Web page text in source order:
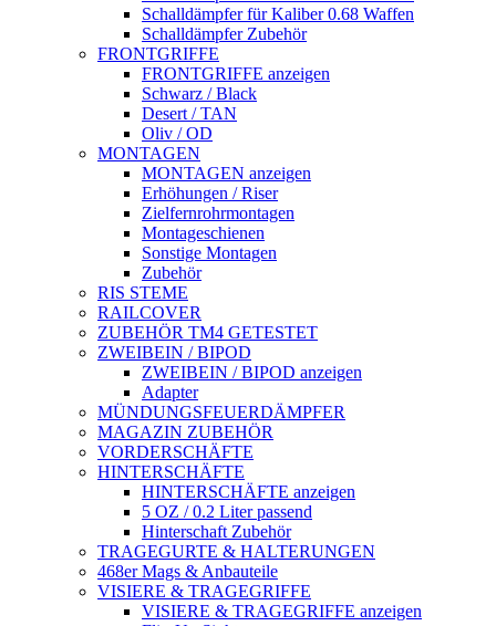
Schalldämpfer für Kaliber 0.68 Waffen
Schalldämpfer Zubehör
FRONTGRIFFE
FRONTGRIFFE anzeigen
Schwarz / Black
Desert / TAN
Oliv / OD
MONTAGEN
MONTAGEN anzeigen
Erhöhungen / Riser
Zielfernrohrmontagen
Montageschienen
Sonstige Montagen
Zubehör
RIS STEME
RAILCOVER
ZUBEHÖR TM4 GETESTET
ZWEIBEIN / BIPOD
ZWEIBEIN / BIPOD anzeigen
Adapter
MÜNDUNGSFEUERDÄMPFER
MAGAZIN ZUBEHÖR
VORDERSCHÄFTE
HINTERSCHÄFTE
HINTERSCHÄFTE anzeigen
5 OZ / 0.2 Liter passend
Hinterschaft Zubehör
TRAGEGURTE & HALTERUNGEN
468er Mags & Anbauteile
VISIERE & TRAGEGRIFFE
VISIERE & TRAGEGRIFFE anzeigen